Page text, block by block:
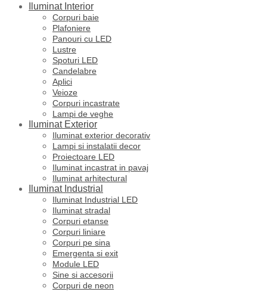
Iluminat Interior
Corpuri baie
Plafoniere
Panouri cu LED
Lustre
Spoturi LED
Candelabre
Aplici
Veioze
Corpuri incastrate
Lampi de veghe
Iluminat Exterior
Iluminat exterior decorativ
Lampi si instalatii decor
Proiectoare LED
Iluminat incastrat in pavaj
Iluminat arhitectural
Iluminat Industrial
Iluminat Industrial LED
Iluminat stradal
Corpuri etanse
Corpuri liniare
Corpuri pe sina
Emergenta si exit
Module LED
Sine si accesorii
Corpuri de neon